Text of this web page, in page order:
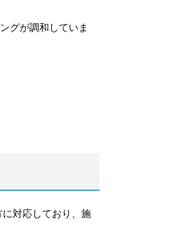
グが調和していま
対応しており、施